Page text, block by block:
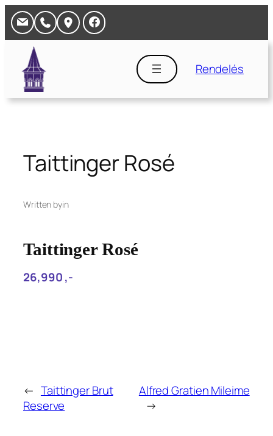
Ugrás
tartalomhoz
Rendelés
Taittinger Rosé
Written byin
Taittinger Rosé
26,990‎ ,-
← Taittinger Brut
Reserve
Alfred Gratien Mileime
→